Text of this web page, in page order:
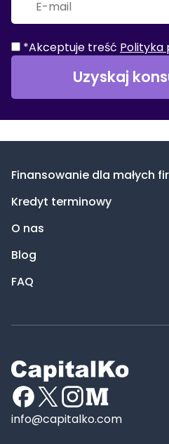
*Akceptuje treść Polityka
Uzyskaj
Finansowanie dla małych
Kredyt terminowy
O nas
Blog
FAQ
info@capitalko.com